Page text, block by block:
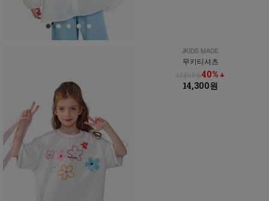
무키티셔츠
23,800원40% ↓
14,300원